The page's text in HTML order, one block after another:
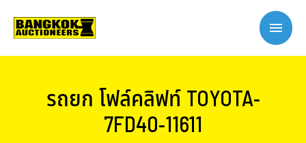
รถยก โฟล์คลิฟท์ TOYOTA-
7FD40-11611